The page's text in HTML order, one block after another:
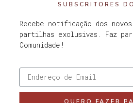
SUBSCRITORES
Recebe notificação dos
partilhas exclusivas. Faz
Comunidade!
QUERO FAZER